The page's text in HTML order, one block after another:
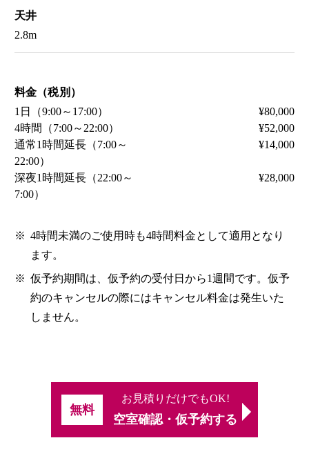
天井
2.8m
料金（税別）
1日（9:00～17:00）
¥80,000
4時間（7:00～22:00）
¥52,000
通常1時間延長（7:00～
22:00）
¥14,000
深夜1時間延長（22:00～
7:00）
¥28,000
※ 4時間未満のご使用時も4時間料金として適用となり
ます。
※ 仮予約期間は、仮予約の受付日から1週間です。仮予
約のキャンセルの際にはキャンセル料金は発生いた
しません。
無料
お見積りだけでもOK!
空室確認・仮予約する